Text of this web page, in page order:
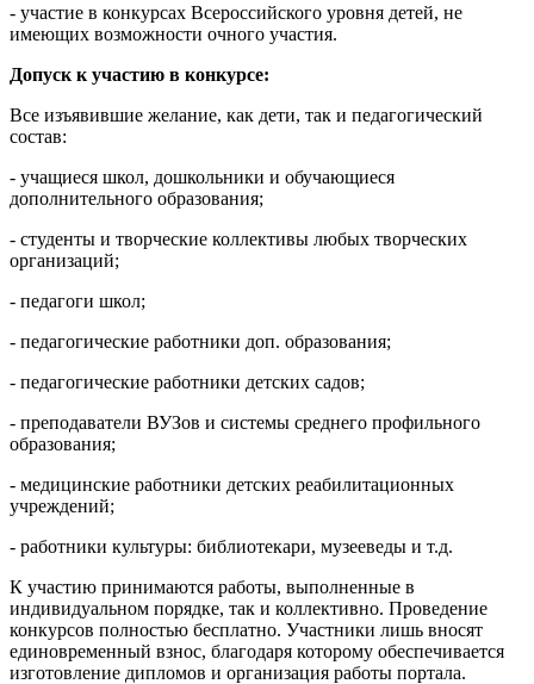
- участие в конкурсах Всероссийского уровня детей, не
имеющих возможности очного участия.
Допуск к участию в конкурсе:
Все изъявившие желание, как дети, так и педагогический
состав:
- учащиеся школ, дошкольники и обучающиеся
дополнительного образования;
- студенты и творческие коллективы любых творческих
организаций;
- педагоги школ;
- педагогические работники доп. образования;
- педагогические работники детских садов;
- преподаватели ВУЗов и системы среднего профильного
образования;
- медицинские работники детских реабилитационных
учреждений;
- работники культуры: библиотекари, музееведы и т.д.
К участию принимаются работы, выполненные в
индивидуальном порядке, так и коллективно. Проведение
конкурсов полностью бесплатно. Участники лишь вносят
единовременный взнос, благодаря которому обеспечивается
изготовление дипломов и организация работы портала.